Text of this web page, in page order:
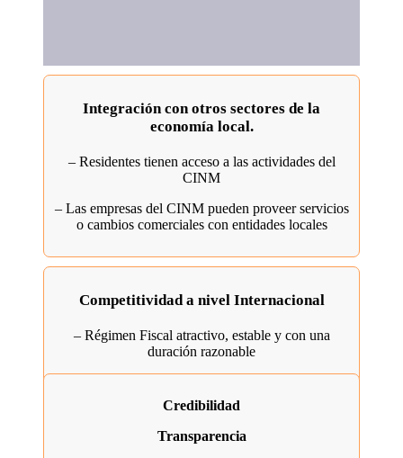
Integración con otros sectores de la
economía local.
– Residentes tienen acceso a las actividades del
CINM
– Las empresas del CINM pueden proveer servicios
o cambios comerciales con entidades locales
Competitividad a nivel Internacional
– Régimen Fiscal atractivo, estable y con una
duración razonable
Credibilidad
Transparencia